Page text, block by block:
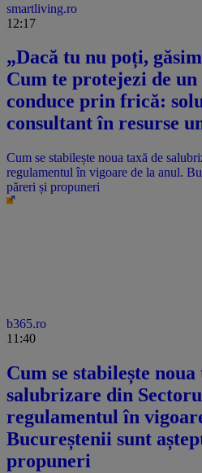
smartliving.ro
12:17
„Dacă tu nu poți,
Cum te protejezi de
conduce prin frică:
consultant în resurse
Cum se stabilește noua taxă de
regulamentul în vigoare de la anul.
păreri și propuneri
b365.ro
11:40
Cum se stabilește noua
salubrizare din
regulamentul în
Bucureștenii sunt
propuneri